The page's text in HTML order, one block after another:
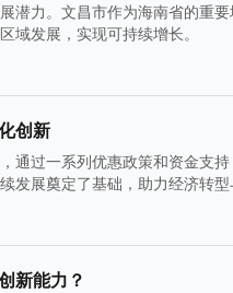
潜力。文昌市作为海南省的重
域发展，实现可持续增长。
创新
通过一系列优惠政策和资金支
展奠定了基础，助力经济转型
新能力？